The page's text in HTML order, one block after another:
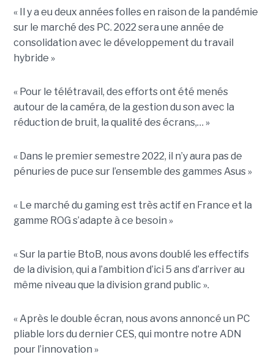
« Il y a eu deux années folles en raison de la pandémie
sur le marché des PC. 2022 sera une année de
consolidation avec le développement du travail
hybride »
« Pour le télétravail, des efforts ont été menés
autour de la caméra, de la gestion du son avec la
réduction de bruit, la qualité des écrans,… »
« Dans le premier semestre 2022, il n’y aura pas de
pénuries de puce sur l’ensemble des gammes Asus »
« Le marché du gaming est très actif en France et la
gamme ROG s’adapte à ce besoin »
« Sur la partie BtoB, nous avons doublé les effectifs
de la division, qui a l’ambition d’ici 5 ans d’arriver au
même niveau que la division grand public ».
« Après le double écran, nous avons annoncé un PC
pliable lors du dernier CES, qui montre notre ADN
pour l’innovation »